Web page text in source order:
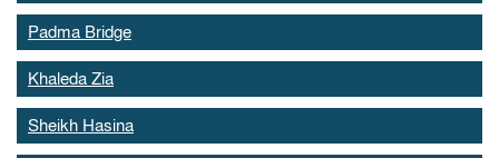
Padma Bridge
Khaleda Zia
Sheikh Hasina